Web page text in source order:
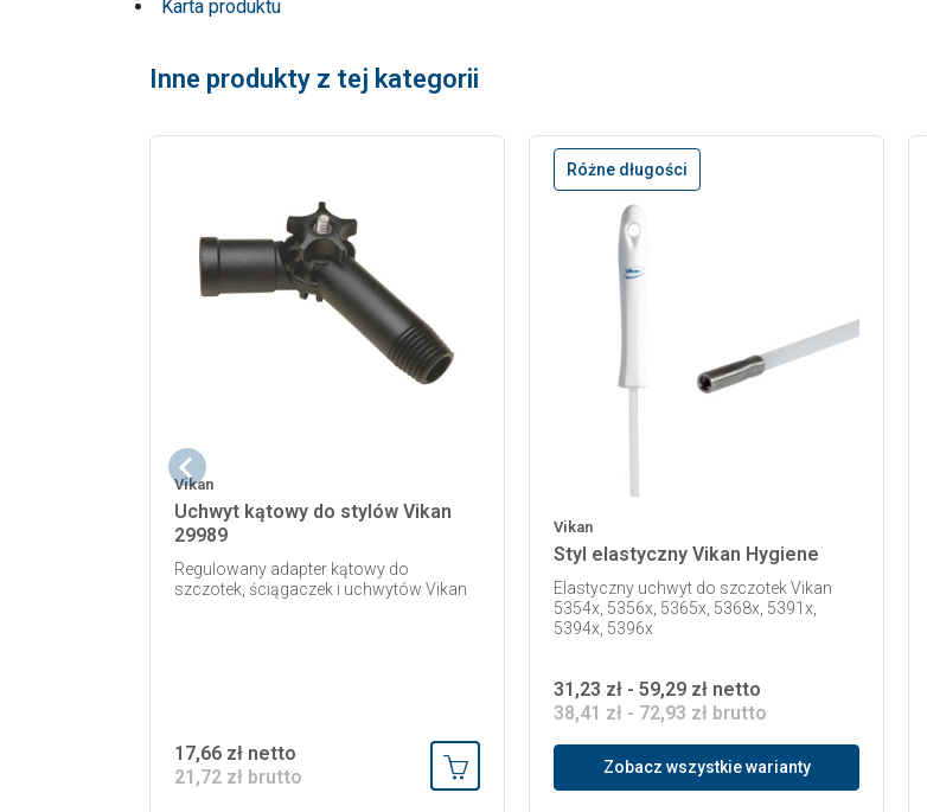
Karta produktu
Inne produkty z tej kategorii
Vikan
Uchwyt kątowy do stylów Vikan
29989
Regulowany adapter kątowy do
szczotek, ściągaczek i uchwytów Vikan
17,66 zł netto
21,72 zł brutto
Różne długości
Vikan
Styl elastyczny Vikan Hygiene
Elastyczny uchwyt do szczotek Vikan
5354x, 5356x, 5365x, 5368x, 5391x,
5394x, 5396x
31,23 zł - 59,29 zł netto
38,41 zł - 72,93 zł brutto
Zobacz wszystkie warianty